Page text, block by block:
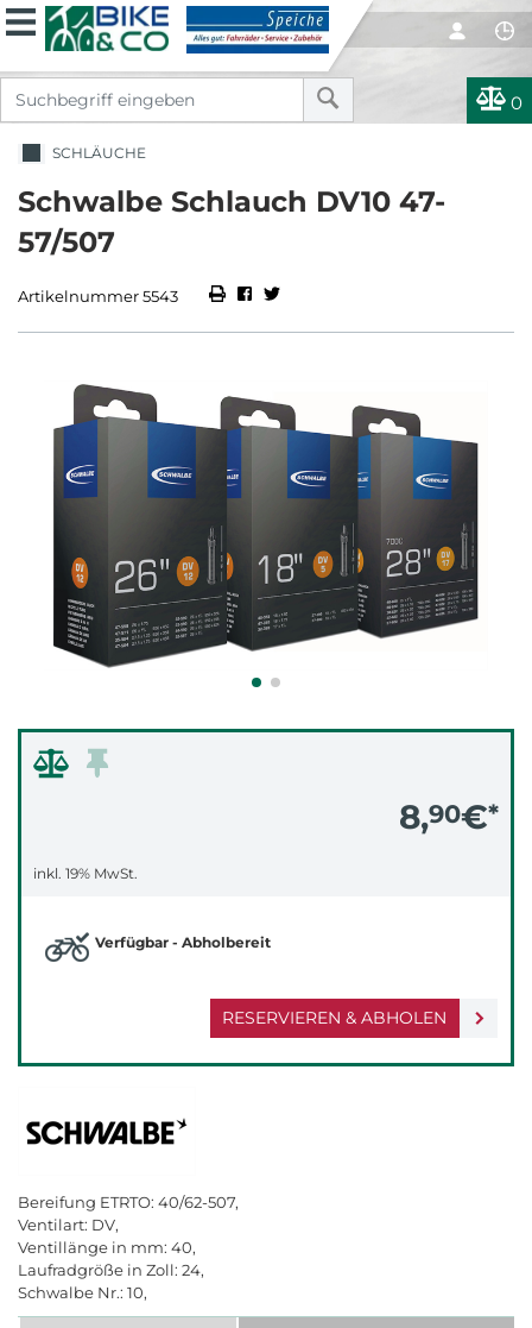
0
SCHLÄUCHE
Schwalbe Schlauch DV10 47-
57/507
Artikelnummer 5543
8,90€*
inkl. 19% MwSt.
RESERVIEREN & ABHOLEN
Verfügbar - Abholbereit
Bereifung ETRTO: 40/62-507,
Ventilart: DV,
Ventillänge in mm: 40,
Laufradgröße in Zoll: 24,
Schwalbe Nr.: 10,